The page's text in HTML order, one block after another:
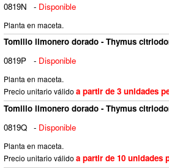
0819N
- Disponible
Planta en maceta.
Tomillo limonero dorado - Thymus
0819P
- Disponible
Planta en maceta.
Precio unitario válido a partir de 3 unidades
Tomillo limonero dorado - Thymus
0819Q - Disponible
Planta en maceta.
Precio unitario válido a partir de 10 unidades